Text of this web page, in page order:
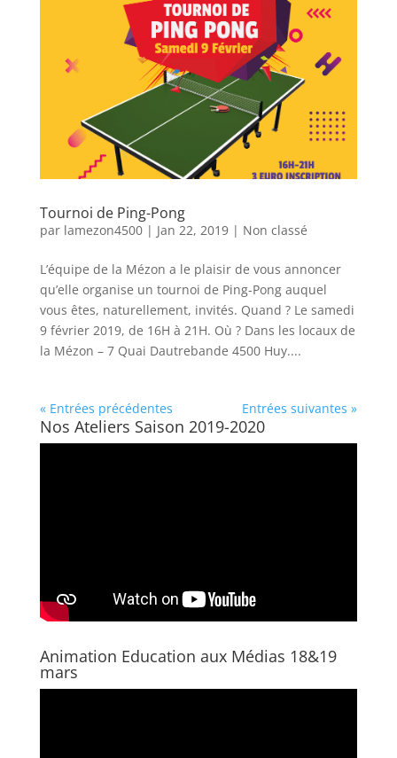
Tournoi de Ping-Pong
par lamezon4500| Jan 22, 2019| Non classé
L’équipe de la Mézon a le plaisir de vous annoncer
qu’elle organise un tournoi de Ping-Pong auquel
vous êtes, naturellement, invités. Quand ? Le samedi
9 février 2019, de 16H à 21H. Où ? Dans les locaux de
la Mézon – 7 Quai Dautrebande 4500 Huy....
« Entrées précédentes Entrées suivantes »
Nos Ateliers Saison 2019-2020
Animation Education aux Médias 18&19
mars